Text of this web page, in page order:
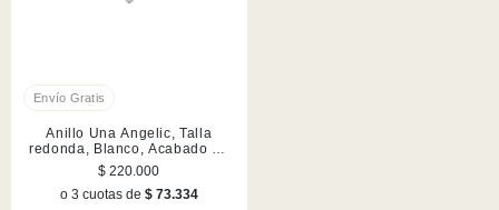
Anillo Una Angelic, Talla
redonda, Blanco, Acabado en
tono oro rosa
$ 220.000
o 3 cuotas de $ 73.334